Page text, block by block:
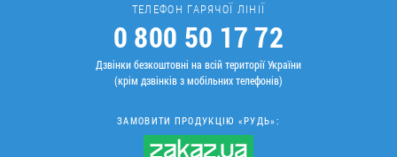
ТЕЛЕФОН ГАРЯЧОЇ ЛІНІЇ
0 800 50 17 72
Дзвінки безкоштовні на всій території України
(крім дзвінків з мобільних телефонів)
ЗАМОВИТИ ПРОДУКЦІЮ «РУДЬ»: